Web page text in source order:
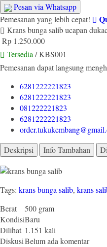
Pesan via Whatsapp
Pemesanan yang lebih cepat!
Krans bunga salib ucapan
Rp 1.250.000
Tersedia / KBS001
Pemesanan dapat langsung
6281222221823
6281222221823
081222221823
6281222221823
Deskripsi
Info Tambahan
Tags: krans bunga salib, krans
Berat
500 gram
KondisiBaru
Dilihat 1.151 kali
DiskusiBelum ada komentar